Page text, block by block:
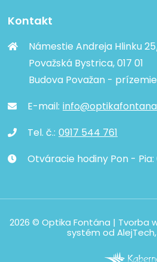
Kontakt
Námestie Andreja Hlinku
Považská Bystrica, 017 01
Budova Považan - prízemie
E-mail:
Tel. č.: 0917 544 761
Otváracie hodiny Pon - Pia:
2026 © Optika Fontána | Tvorba
systém od